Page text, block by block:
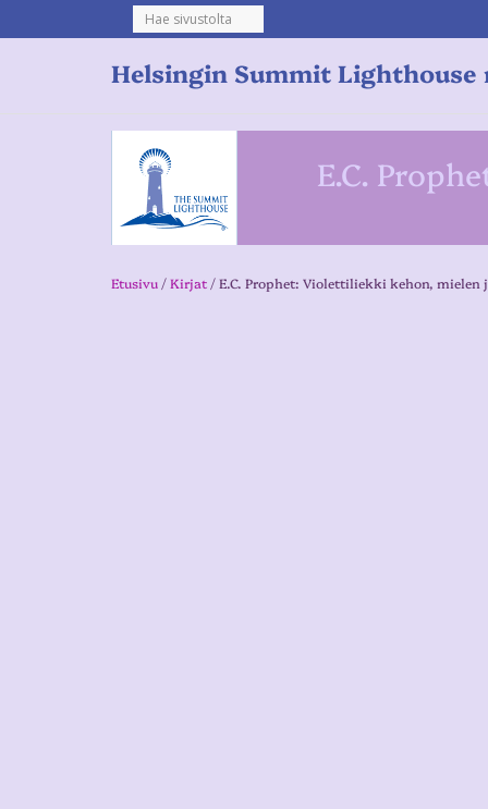
Helsingin Summit Lighthouse
E.C.
Etusivu /Kirjat / E.C. Prophet: Violettiliekki kehon,